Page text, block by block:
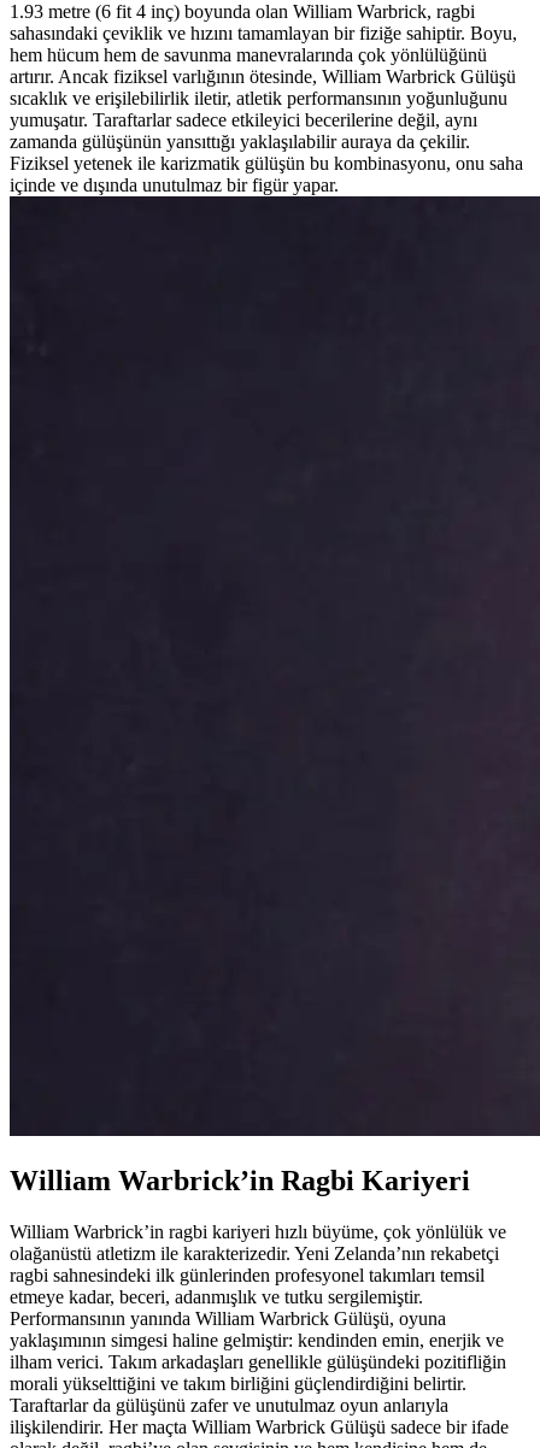
1.93 metre (6 fit 4 inç) boyunda olan William Warbrick, ragbi
sahasındaki çeviklik ve hızını tamamlayan bir fiziğe sahiptir. Boyu,
hem hücum hem de savunma manevralarında çok yönlülüğünü
artırır. Ancak fiziksel varlığının ötesinde, William Warbrick Gülüşü
sıcaklık ve erişilebilirlik iletir, atletik performansının yoğunluğunu
yumuşatır. Taraftarlar sadece etkileyici becerilerine değil, aynı
zamanda gülüşünün yansıttığı yaklaşılabilir auraya da çekilir.
Fiziksel yetenek ile karizmatik gülüşün bu kombinasyonu, onu saha
içinde ve dışında unutulmaz bir figür yapar.
William Warbrick’in Ragbi Kariyeri
William Warbrick’in ragbi kariyeri hızlı büyüme, çok yönlülük ve
olağanüstü atletizm ile karakterizedir. Yeni Zelanda’nın rekabetçi
ragbi sahnesindeki ilk günlerinden profesyonel takımları temsil
etmeye kadar, beceri, adanmışlık ve tutku sergilemiştir.
Performansının yanında William Warbrick Gülüşü, oyuna
yaklaşımının simgesi haline gelmiştir: kendinden emin, enerjik ve
ilham verici. Takım arkadaşları genellikle gülüşündeki pozitifliğin
morali yükselttiğini ve takım birliğini güçlendirdiğini belirtir.
Taraftarlar da gülüşünü zafer ve unutulmaz oyun anlarıyla
ilişkilendirir. Her maçta William Warbrick Gülüşü sadece bir ifade